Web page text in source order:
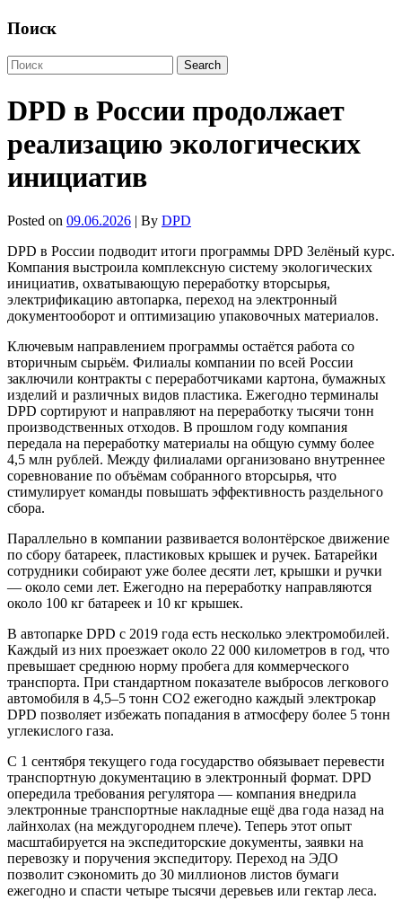
Поиск
DPD в России продолжает
реализацию экологических
инициатив
Posted on 09.06.2026 | By DPD
DPD в России подводит итоги программы DPD Зелёный курс.
Компания выстроила комплексную систему экологических
инициатив, охватывающую переработку вторсырья,
электрификацию автопарка, переход на электронный
документооборот и оптимизацию упаковочных материалов.
Ключевым направлением программы остаётся работа со
вторичным сырьём. Филиалы компании по всей России
заключили контракты с переработчиками картона, бумажных
изделий и различных видов пластика. Ежегодно терминалы
DPD сортируют и направляют на переработку тысячи тонн
производственных отходов. В прошлом году компания
передала на переработку материалы на общую сумму более
4,5 млн рублей. Между филиалами организовано внутреннее
соревнование по объёмам собранного вторсырья, что
стимулирует команды повышать эффективность раздельного
сбора.
Параллельно в компании развивается волонтёрское движение
по сбору батареек, пластиковых крышек и ручек. Батарейки
сотрудники собирают уже более десяти лет, крышки и ручки
— около семи лет. Ежегодно на переработку направляются
около 100 кг батареек и 10 кг крышек.
В автопарке DPD с 2019 года есть несколько электромобилей.
Каждый из них проезжает около 22 000 километров в год, что
превышает среднюю норму пробега для коммерческого
транспорта. При стандартном показателе выбросов легкового
автомобиля в 4,5–5 тонн CO2 ежегодно каждый электрокар
DPD позволяет избежать попадания в атмосферу более 5 тонн
углекислого газа.
С 1 сентября текущего года государство обязывает перевести
транспортную документацию в электронный формат. DPD
опередила требования регулятора — компания внедрила
электронные транспортные накладные ещё два года назад на
лайнхолах (на междугороднем плече). Теперь этот опыт
масштабируется на экспедиторские документы, заявки на
перевозку и поручения экспедитору. Переход на ЭДО
позволит сэкономить до 30 миллионов листов бумаги
ежегодно и спасти четыре тысячи деревьев или гектар леса.